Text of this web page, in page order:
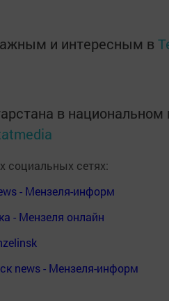
и интересным в
в
социальных сетях:
- Мензеля-информ
- Мензеля онлайн
news - Мензеля-информ